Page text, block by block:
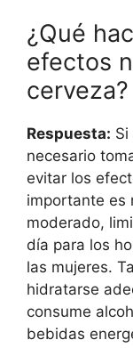
¿Qué
efectos
cerveza?
Respuesta:
necesario
evitar los
importante es
moderado,
día para los
las mujeres.
hidratarse
consume
bebidas